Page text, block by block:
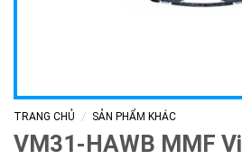
TRANG CHỦ / SẢN PHẨM KHÁC
VM31-HAWB MMF